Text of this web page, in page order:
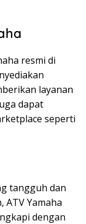
resmi di
layanan
dapat
seperti
tangguh dan
Yamaha
dengan